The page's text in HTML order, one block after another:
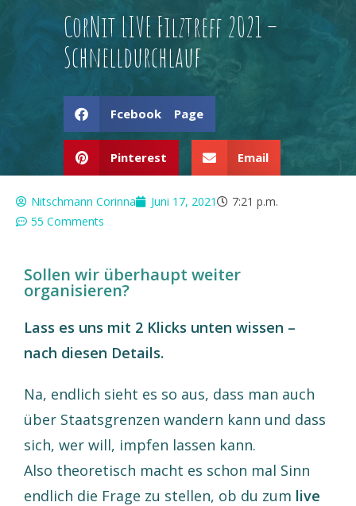
CorNit LIVE Filztreff 2021 –
Schnelldurchlauf
Fcebook Page
Pinterest Email
Nitschmann Corinna Juni 17, 2021
7:21 p.m.
55 Comments
Sollen wir überhaupt weiter
organisieren?
Lass es uns mit 2 Klicks unten wissen –
nach diesen Details.
Na, endlich sieht es so aus, dass man auch
über Staatsgrenzen wandern kann und dass
sich, wer will, impfen lassen kann.
Also theoretisch macht es schon mal Sinn
endlich die Frage zu stellen, ob du zum live